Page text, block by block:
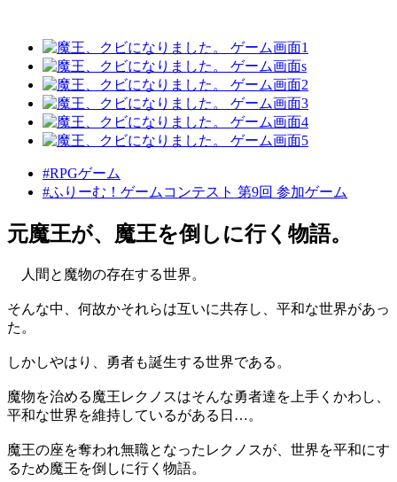
#RPGゲーム
#ふりーむ！ゲームコンテスト 第9回 参加ゲーム
元魔王が、魔王を倒しに行く物語。
人間と魔物の存在する世界。
そんな中、何故かそれらは互いに共存し、平和な世界があっ
た。
しかしやはり、勇者も誕生する世界である。
魔物を治める魔王レクノスはそんな勇者達を上手くかわし、
平和な世界を維持しているがある日…。
魔王の座を奪われ無職となったレクノスが、世界を平和にす
るため魔王を倒しに行く物語。